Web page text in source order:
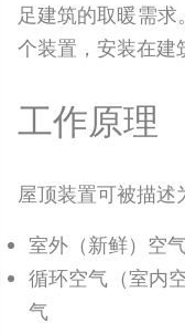
足建筑的取暖需
个装置，安装在建
工作原理
屋顶装置可被描述
室外（新鲜）空
循环空气（室内
气